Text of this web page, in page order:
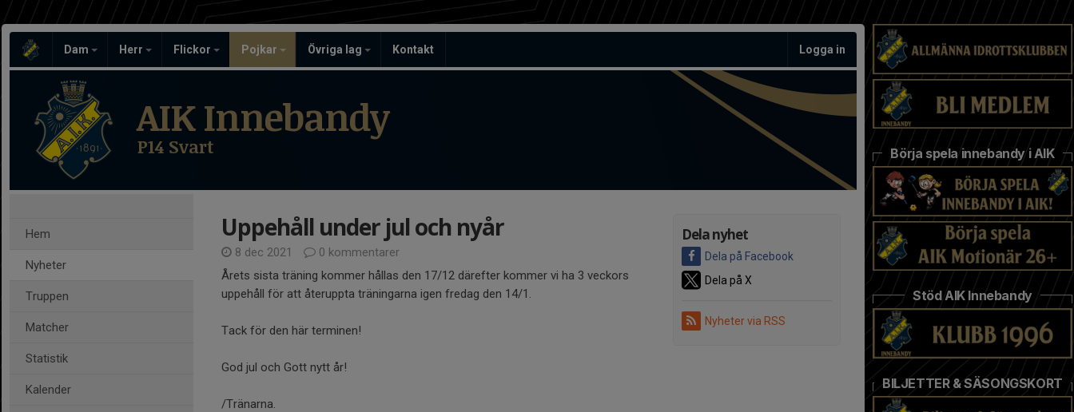
Dam Herr Flickor Pojkar Övriga lag Kontakt Logga in
AIK Innebandy
P14 Svart
Hem
Nyheter
Truppen
Matcher
Statistik
Kalender
Dela nyhet
Dela på Facebook
Dela på X
Nyheter via RSS
Uppehåll under jul och nyår
8 dec 2021
0 kommentarer
Årets sista träning kommer hållas den 17/12 därefter kommer vi ha 3 veckors
uppehåll för att återuppta träningarna igen fredag den 14/1.
Tack för den här terminen!
God jul och Gott nytt år!
/Tränarna.
Börja spela innebandy i AIK
Stöd AIK Innebandy
BILJETTER & SÄSONGSKORT